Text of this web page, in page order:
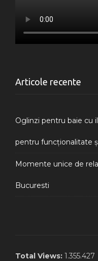
Articole recente
Oglinzi pentru baie cu
pentru funcționalitate
Momente unice de
Bucuresti
Total Views: 1.355.427